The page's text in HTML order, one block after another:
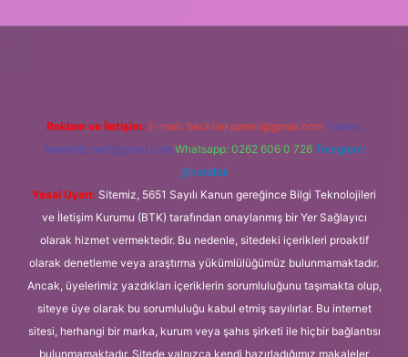
Reklam ve İletişim: E-mail: backlinkpaneli@gmail.com Teams:
forumhizmeti@gmail.com Whatsapp: 0262 606 0 726 Telegram:
@karabul
Yasal Uyarı: Sitemiz, 5651 Sayılı Kanun gereğince Bilgi Teknolojileri
ve İletişim Kurumu (BTK) tarafından onaylanmış bir Yer Sağlayıcı
olarak hizmet vermektedir. Bu nedenle, sitedeki içerikleri proaktif
olarak denetleme veya araştırma yükümlülüğümüz bulunmamaktadır.
Ancak, üyelerimiz yazdıkları içeriklerin sorumluluğunu taşımakta olup,
siteye üye olarak bu sorumluluğu kabul etmiş sayılırlar. Bu internet
sitesi, herhangi bir marka, kurum veya şahıs şirketi ile hiçbir bağlantısı
bulunmamaktadır. Sitede yalnızca kendi hazırladığımız makaleler